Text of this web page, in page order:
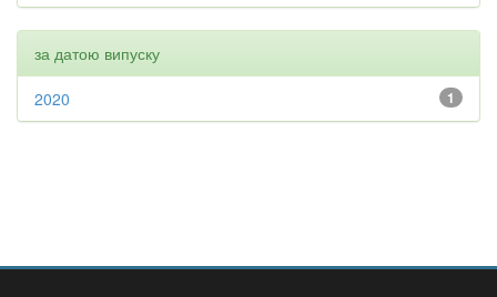
за датою випуску
1
2020